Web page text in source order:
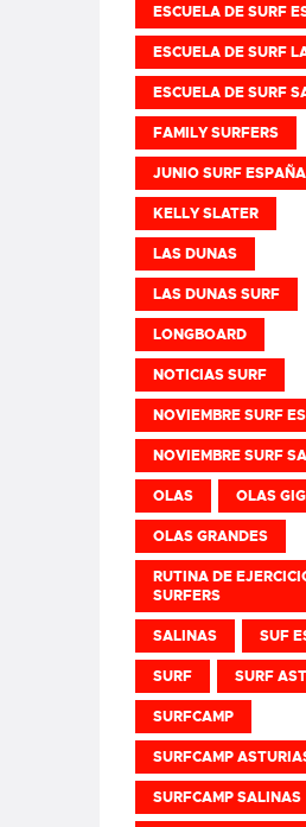
ESCUELA DE SURF
ESCUELA DE SURF
ESCUELA DE SURF
FAMILY SURFERS
JUNIO SURF ESPAÑA
KELLY SLATER
LAS DUNAS
LAS DUNAS SURF
LONGBOARD
NOTICIAS SURF
NOVIEMBRE SURF
NOVIEMBRE SURF
OLAS OLAS
OLAS GRANDES
RUTINA DE
SURFERS
SALINAS SUF
SURF SURF
SURFCAMP
SURFCAMP
SURFCAMP SALINAS